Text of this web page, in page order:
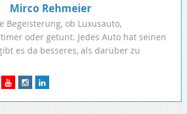
Mirco Rehmeier
Begeisterung, ob Luxusauto,
oder getunt. Jedes Auto hat seinen
es da besseres, als darüber zu